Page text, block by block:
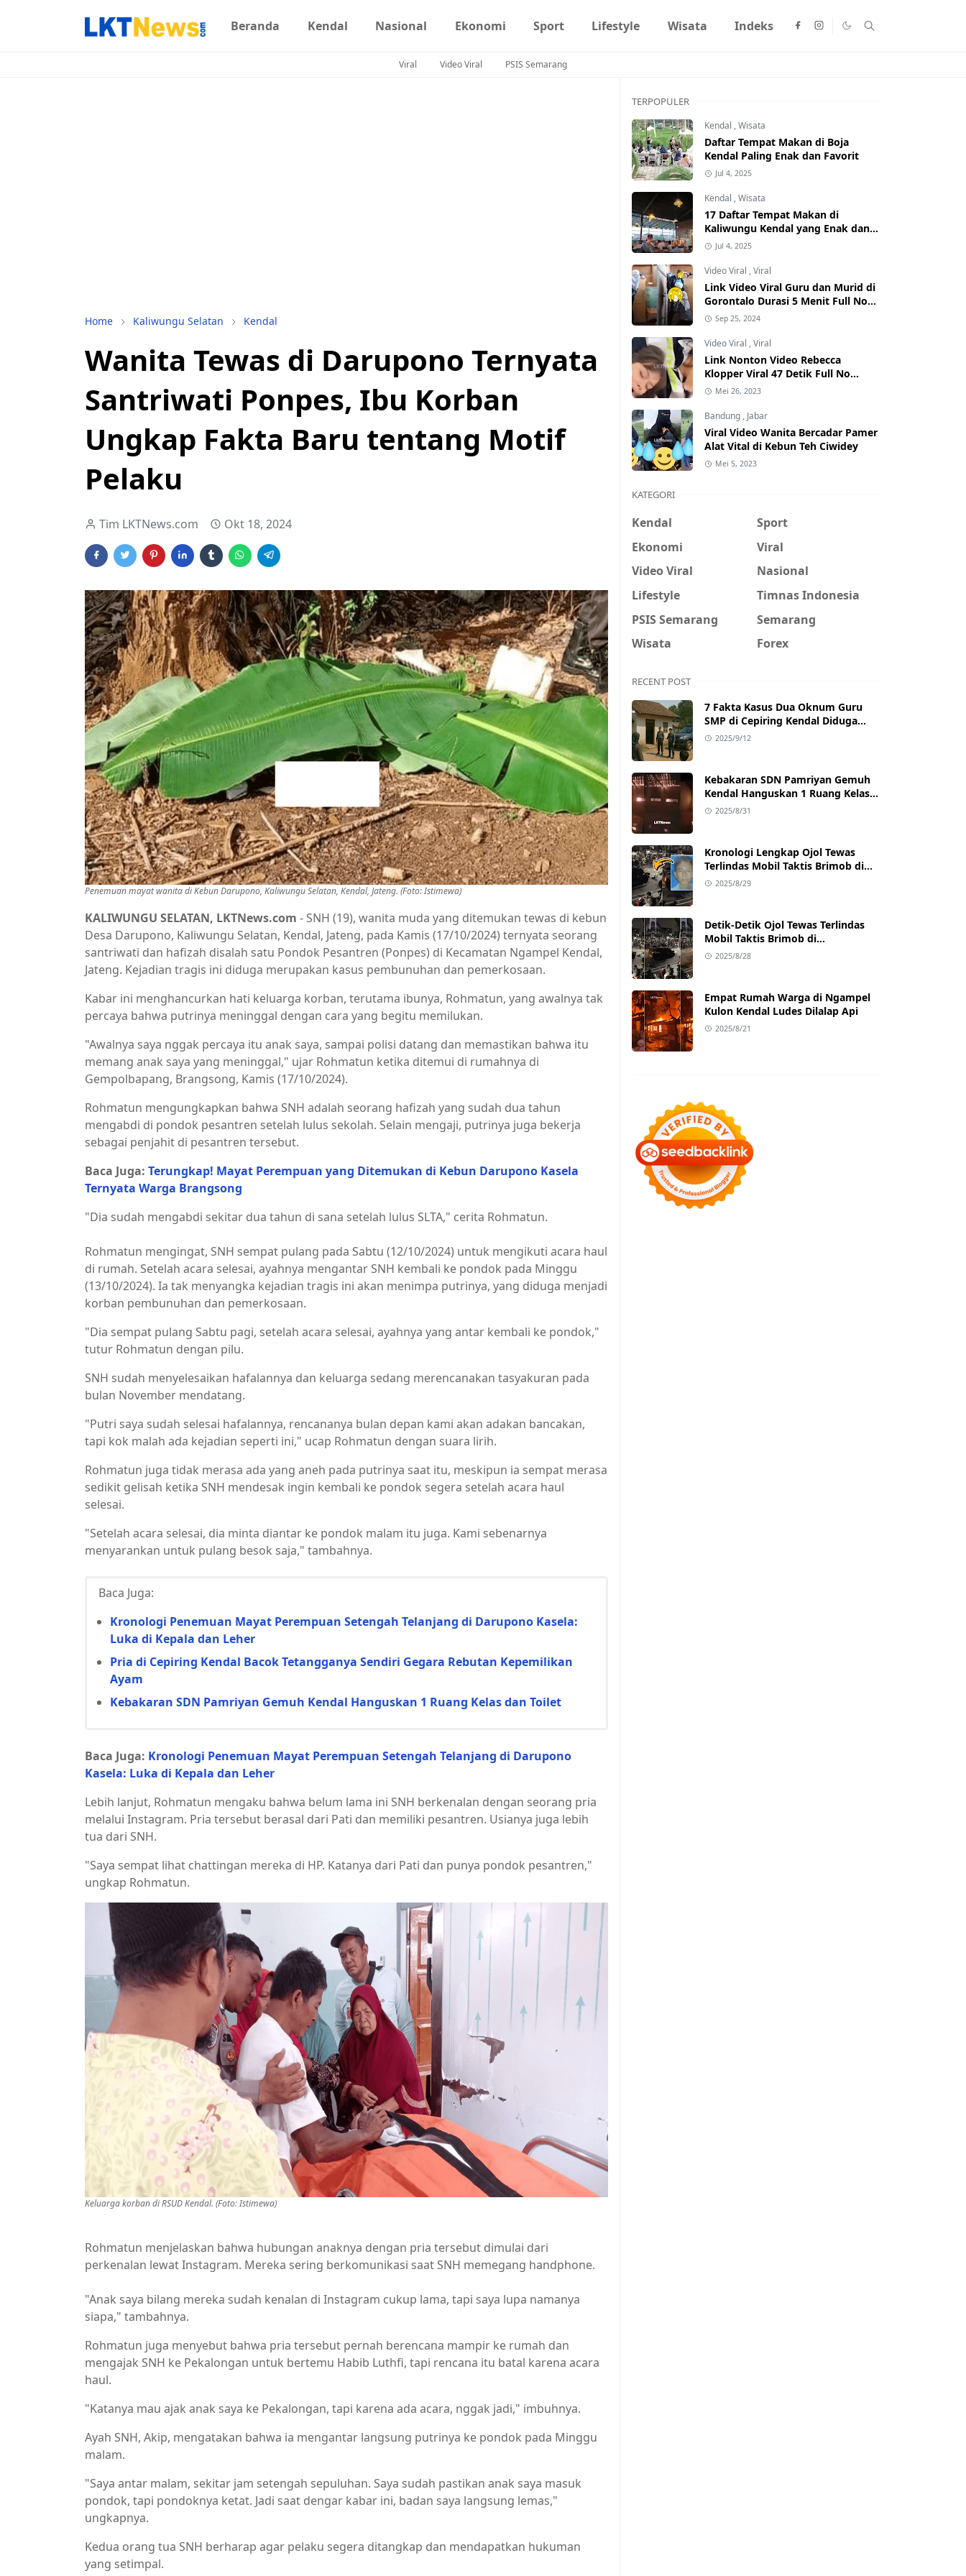
Beranda Kendal Nasional Ekonomi Sport Lifestyle Wisata Indeks
Viral Video Viral PSIS Semarang
Home Kaliwungu Selatan Kendal
Wanita Tewas di Darupono Ternyata
Santriwati Ponpes, Ibu Korban
Ungkap Fakta Baru tentang Motif
Pelaku
Tim LKTNews.com Okt 18, 2024
Penemuan mayat wanita di Kebun Darupono, Kaliwungu Selatan, Kendal, Jateng. (Foto: Istimewa)
KALIWUNGU SELATAN, LKTNews.com - SNH (19), wanita muda yang ditemukan tewas di kebun
Desa Darupono, Kaliwungu Selatan, Kendal, Jateng, pada Kamis (17/10/2024) ternyata seorang
santriwati dan hafizah disalah satu Pondok Pesantren (Ponpes) di Kecamatan Ngampel Kendal,
Jateng. Kejadian tragis ini diduga merupakan kasus pembunuhan dan pemerkosaan.
Kabar ini menghancurkan hati keluarga korban, terutama ibunya, Rohmatun, yang awalnya tak
percaya bahwa putrinya meninggal dengan cara yang begitu memilukan.
"Awalnya saya nggak percaya itu anak saya, sampai polisi datang dan memastikan bahwa itu
memang anak saya yang meninggal," ujar Rohmatun ketika ditemui di rumahnya di
Gempolbapang, Brangsong, Kamis (17/10/2024).
Rohmatun mengungkapkan bahwa SNH adalah seorang hafizah yang sudah dua tahun
mengabdi di pondok pesantren setelah lulus sekolah. Selain mengaji, putrinya juga bekerja
sebagai penjahit di pesantren tersebut.
Baca Juga: Terungkap! Mayat Perempuan yang Ditemukan di Kebun Darupono Kasela
Ternyata Warga Brangsong
"Dia sudah mengabdi sekitar dua tahun di sana setelah lulus SLTA," cerita Rohmatun.
Rohmatun mengingat, SNH sempat pulang pada Sabtu (12/10/2024) untuk mengikuti acara haul
di rumah. Setelah acara selesai, ayahnya mengantar SNH kembali ke pondok pada Minggu
(13/10/2024). Ia tak menyangka kejadian tragis ini akan menimpa putrinya, yang diduga menjadi
korban pembunuhan dan pemerkosaan.
"Dia sempat pulang Sabtu pagi, setelah acara selesai, ayahnya yang antar kembali ke pondok,"
tutur Rohmatun dengan pilu.
SNH sudah menyelesaikan hafalannya dan keluarga sedang merencanakan tasyakuran pada
bulan November mendatang.
"Putri saya sudah selesai hafalannya, rencananya bulan depan kami akan adakan bancakan,
tapi kok malah ada kejadian seperti ini," ucap Rohmatun dengan suara lirih.
Rohmatun juga tidak merasa ada yang aneh pada putrinya saat itu, meskipun ia sempat merasa
sedikit gelisah ketika SNH mendesak ingin kembali ke pondok segera setelah acara haul
selesai.
"Setelah acara selesai, dia minta diantar ke pondok malam itu juga. Kami sebenarnya
menyarankan untuk pulang besok saja," tambahnya.
Baca Juga:
Kronologi Penemuan Mayat Perempuan Setengah Telanjang di Darupono Kasela:
Luka di Kepala dan Leher
Pria di Cepiring Kendal Bacok Tetangganya Sendiri Gegara Rebutan Kepemilikan
Ayam
Kebakaran SDN Pamriyan Gemuh Kendal Hanguskan 1 Ruang Kelas dan Toilet
Baca Juga: Kronologi Penemuan Mayat Perempuan Setengah Telanjang di Darupono
Kasela: Luka di Kepala dan Leher
Lebih lanjut, Rohmatun mengaku bahwa belum lama ini SNH berkenalan dengan seorang pria
melalui Instagram. Pria tersebut berasal dari Pati dan memiliki pesantren. Usianya juga lebih
tua dari SNH.
"Saya sempat lihat chattingan mereka di HP. Katanya dari Pati dan punya pondok pesantren,"
ungkap Rohmatun.
Keluarga korban di RSUD Kendal. (Foto: Istimewa)
Rohmatun menjelaskan bahwa hubungan anaknya dengan pria tersebut dimulai dari
perkenalan lewat Instagram. Mereka sering berkomunikasi saat SNH memegang handphone.
"Anak saya bilang mereka sudah kenalan di Instagram cukup lama, tapi saya lupa namanya
siapa," tambahnya.
Rohmatun juga menyebut bahwa pria tersebut pernah berencana mampir ke rumah dan
mengajak SNH ke Pekalongan untuk bertemu Habib Luthfi, tapi rencana itu batal karena acara
haul.
"Katanya mau ajak anak saya ke Pekalongan, tapi karena ada acara, nggak jadi," imbuhnya.
Ayah SNH, Akip, mengatakan bahwa ia mengantar langsung putrinya ke pondok pada Minggu
malam.
"Saya antar malam, sekitar jam setengah sepuluhan. Saya sudah pastikan anak saya masuk
pondok, tapi pondoknya ketat. Jadi saat dengar kabar ini, badan saya langsung lemas,"
ungkapnya.
Kedua orang tua SNH berharap agar pelaku segera ditangkap dan mendapatkan hukuman
yang setimpal.
TERPOPULER
Kendal ,Wisata
Daftar Tempat Makan di Boja
Kendal Paling Enak dan Favorit
Jul 4, 2025
Kendal ,Wisata
17 Daftar Tempat Makan di
Kaliwungu Kendal yang Enak dan
Populer
Jul 4, 2025
Video Viral ,Viral
Link Video Viral Guru dan Murid di
Gorontalo Durasi 5 Menit Full No
Sensor Bertebaran di Internet,
Hati-Hati Phising!
Sep 25, 2024
Video Viral ,Viral
Link Nonton Video Rebecca
Klopper Viral 47 Detik Full No
Sensor Bertebaran di Internet,
Mei 26, 2023
Bandung , Jabar
Viral Video Wanita Bercadar Pamer
Alat Vital di Kebun Teh Ciwidey
Mei 5, 2023
KATEGORI
Kendal
Sport
Ekonomi
Viral
Video Viral
Nasional
Lifestyle
Timnas Indonesia
PSIS Semarang
Semarang
Wisata
Forex
RECENT POST
7 Fakta Kasus Dua Oknum Guru
SMP di Cepiring Kendal Diduga
Berselingkuh: Kronologi,
2025/9/12
Kebakaran SDN Pamriyan Gemuh
Kendal Hanguskan 1 Ruang Kelas
dan Toilet
2025/8/31
Kronologi Lengkap Ojol Tewas
Terlindas Mobil Taktis Brimob di
Pejompongan, Ternyata Sedang
2025/8/29
Detik-Detik Ojol Tewas Terlindas
Mobil Taktis Brimob di
Pejompongan, Viral di Medsos
2025/8/28
Empat Rumah Warga di Ngampel
Kulon Kendal Ludes Dilalap Api
2025/8/21